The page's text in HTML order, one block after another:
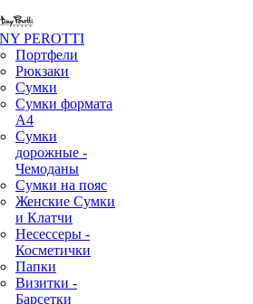
PEROTTI
Портфели
Рюкзаки
Сумки
Сумки формата
А4
Сумки
дорожные -
Чемоданы
Сумки на пояс
Женские Сумки
и Клатчи
Несессеры -
Косметички
Папки
Визитки -
Барсетки